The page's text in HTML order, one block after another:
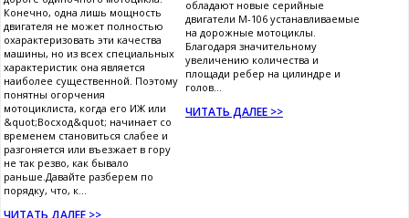
Конечно, одна лишь мощность
двигателя не может полностью
охарактеризовать эти качества
машины, но из всех специальных
характеристик она является
наиболее существенной. Поэтому
понятны огорчения
мотоциклиста, когда его ИЖ или
&quot;Восход&quot; начинает со
временем становиться слабее и
разгоняется или въезжает в гору
не так резво, как бывало
раньше.Давайте разберем по
порядку, что, к...
ЧИТАТЬ ДАЛЕЕ >>
обладают новые серийные
двигатели М-106 устанавливаемые
на дорожные мотоциклы.
Благодаря значительному
увеличению количества и
площади ребер на цилиндре и
голов...
ЧИТАТЬ ДАЛЕЕ >>